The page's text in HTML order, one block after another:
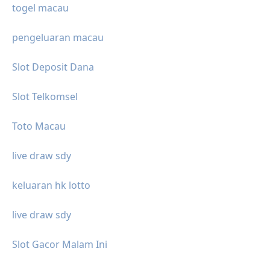
togel macau
pengeluaran macau
Slot Deposit Dana
Slot Telkomsel
Toto Macau
live draw sdy
keluaran hk lotto
live draw sdy
Slot Gacor Malam Ini